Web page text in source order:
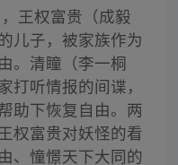
王权富贵（成毅
儿子，被家族作为
。清瞳（李一桐
打听情报的间谍，
助下恢复自由。两
权富贵对妖怪的看
、憧憬天下大同的